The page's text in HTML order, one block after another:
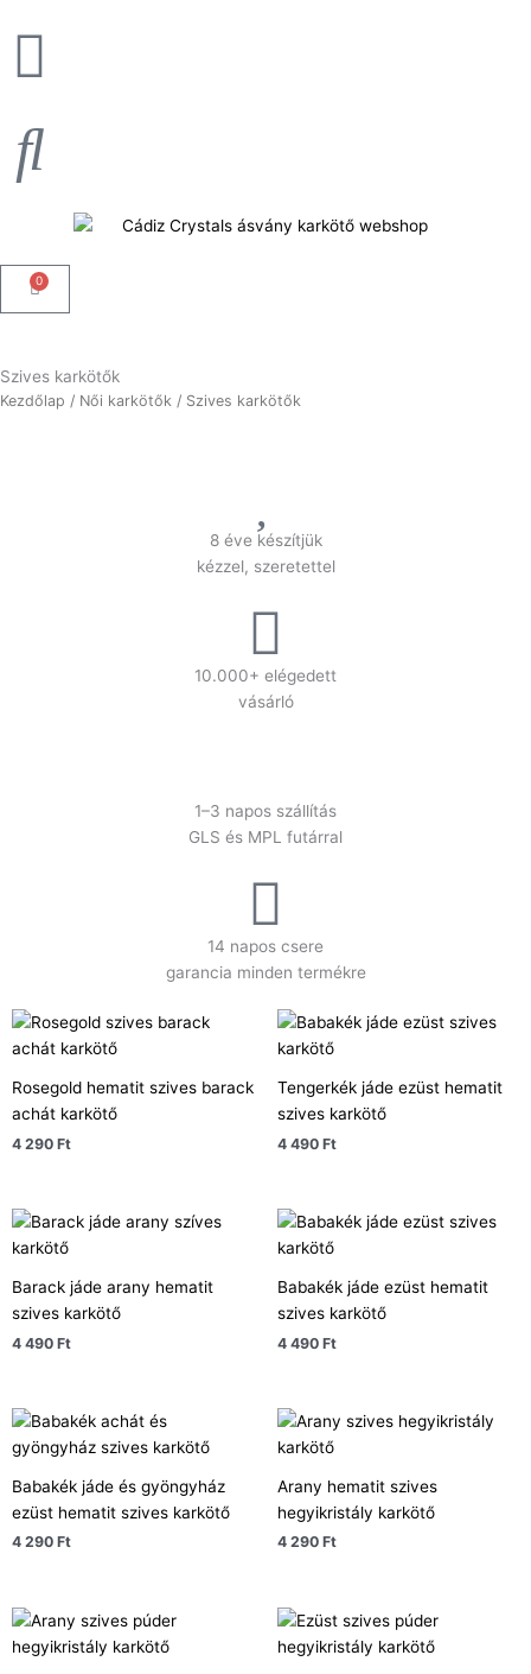
0
Kosár
Szives karkötők
Kezdőlap / Női karkötők / Szives karkötők
8 éve készítjük
kézzel, szeretettel
10.000+ elégedett
vásárló
1–3 napos szállítás
GLS és MPL futárral
14 napos csere
garancia minden termékre
Rosegold hematit szives barack
achát karkötő
4 290 Ft
Tengerkék jáde ezüst hematit
szives karkötő
4 490 Ft
Barack jáde arany hematit
szives karkötő
4 490 Ft
Babakék jáde ezüst hematit
szives karkötő
4 490 Ft
Babakék jáde és gyöngyház
ezüst hematit szives karkötő
4 290 Ft
Arany hematit szives
hegyikristály karkötő
4 290 Ft